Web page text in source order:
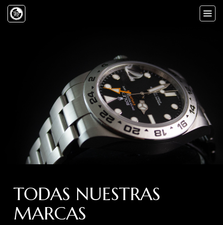
Toggle
TODAS NUESTRAS
MARCAS